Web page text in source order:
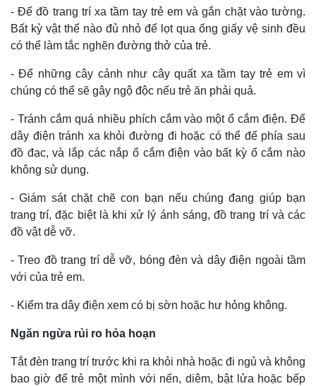
- Để đồ trang trí xa tầm tay trẻ em và gắn chặt vào tường.
Bất kỳ vật thể nào đủ nhỏ để lọt qua ống giấy vệ sinh đều
có thể làm tắc nghẽn đường thở của trẻ.
- Để những cây cảnh như cây quất xa tầm tay trẻ em vì
chúng có thể sẽ gây ngộ độc nếu trẻ ăn phải quả.
- Tránh cắm quá nhiều phích cắm vào một ổ cắm điện. Để
dây điện tránh xa khỏi đường đi hoặc có thể để phía sau
đồ đạc, và lắp các nắp ổ cắm điện vào bất kỳ ổ cắm nào
không sử dụng.
- Giám sát chặt chẽ con bạn nếu chúng đang giúp bạn
trang trí, đặc biệt là khi xử lý ánh sáng, đồ trang trí và các
đồ vật dễ vỡ.
- Treo đồ trang trí dễ vỡ, bóng đèn và dây điện ngoài tầm
với của trẻ em.
- Kiểm tra dây điện xem có bị sờn hoặc hư hỏng không.
Ngăn ngừa rủi ro hỏa hoạn
Tắt đèn trang trí trước khi ra khỏi nhà hoặc đi ngủ và không
bao giờ để trẻ một mình với nến, diêm, bật lửa hoặc bếp